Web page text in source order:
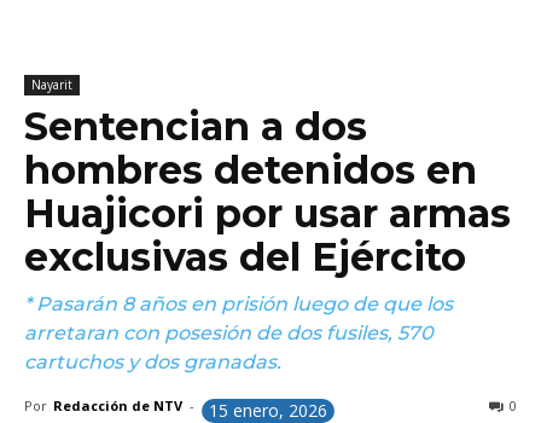
Nayarit
Sentencian a dos
hombres detenidos en
Huajicori por usar armas
exclusivas del Ejército
* Pasarán 8 años en prisión luego de que los
arretaran con posesión de dos fusiles, 570
cartuchos y dos granadas.
Por Redacción de NTV - 15 enero, 2026 0